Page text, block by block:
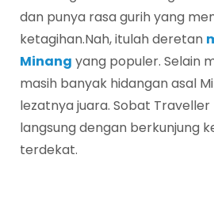
dan punya rasa gurih yang
ketagihan.Nah, itulah deretan
Minang yang populer. Selain
masih banyak hidangan asal
lezatnya juara. Sobat
langsung dengan berkunjung
terdekat.